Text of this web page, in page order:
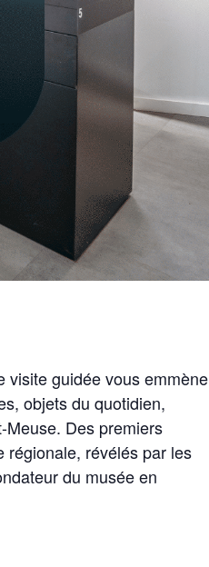
visite guidée vous emmène
objets du quotidien,
Meuse. Des premiers
régionale, révélés par les
du musée en